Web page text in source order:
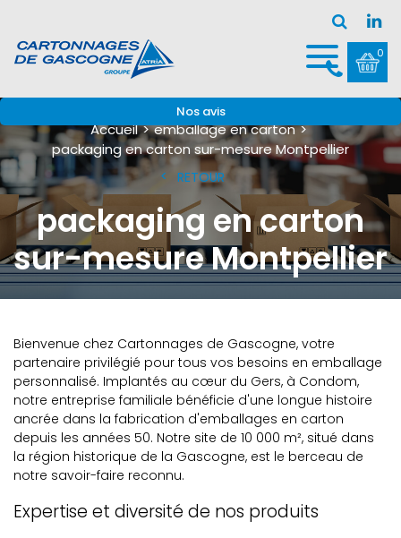
Nos avis
0
Accueil
emballage en carton
packaging en carton sur-mesure Montpellier
RETOUR
packaging en carton
sur-mesure Montpellier
Bienvenue chez Cartonnages de Gascogne, votre
partenaire privilégié pour tous vos besoins en emballage
personnalisé. Implantés au cœur du Gers, à Condom,
notre entreprise familiale bénéficie d'une longue histoire
ancrée dans la fabrication d'emballages en carton
depuis les années 50. Notre site de 10 000 m², situé dans
la région historique de la Gascogne, est le berceau de
notre savoir-faire reconnu.
Expertise et diversité de nos produits